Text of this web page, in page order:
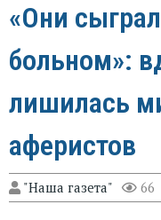
«Они
больном»:
лишилась
аферистов
"Наша газета" 66